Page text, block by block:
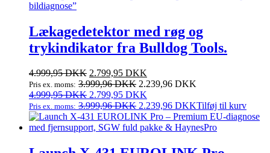
Lækagedetektor med røg og
trykindikator fra Bulldog Tools.
4.999,95DKK Den
oprindelige
pris
var:
4.999,95 DKK.
2.799,95 DKK
aktuelle
er:
2.799,95 DKK.
Pris ex. moms: 3.999,96DKK 2.239,96 DKK
4.999,95DKK Den
oprindelige
pris
var:
2.799,95 DKK
aktuelle
pris
er:
Pris ex. moms: 3.999,96DKK 2.239,96 DKKTilføj til kurv